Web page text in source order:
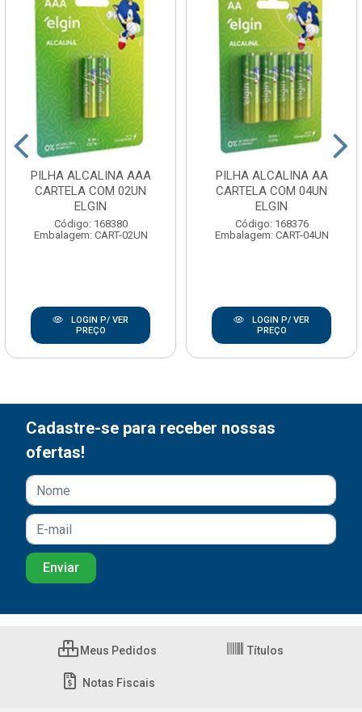
PILHA ALCALINA AAA
CARTELA COM 02UN
ELGIN
Código: 168380
Embalagem: CART-02UN
LOGIN P/ VER
PREÇO
PILHA ALCALINA AA
CARTELA COM 04UN
ELGIN
Código: 168376
Embalagem: CART-04UN
LOGIN P/ VER
PREÇO
Cadastre-se para receber nossas
ofertas!
Meus Pedidos Títulos
Notas Fiscais